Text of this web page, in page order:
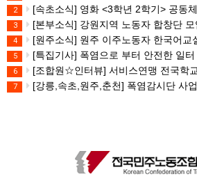
2 [속초소식] 영화 <3학년 2학기> 공동
3 [본부소식] 강원지역 노동자 합창단 모
4 [원주소식] 원주 이주노동자 한국어교
5 [특집기사] 폭염으로 부터 안전한 일터
6 [조합원☆인터뷰] 서비스연맹 전국학교비정규직노동
7 [강릉,속초,원주,춘천] 폭염감시단 사